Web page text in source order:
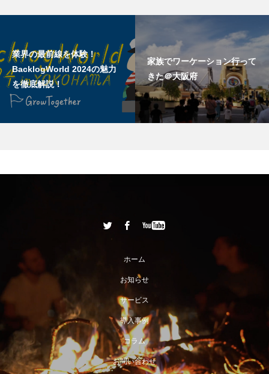
業界の最前線を体験！
BacklogWorld 2024の魅力
を徹底解説！
家族でワーケーション行って
きた＠大阪府
ホーム
お知らせ
サービス
導入事例
コラム
お問い合わせ